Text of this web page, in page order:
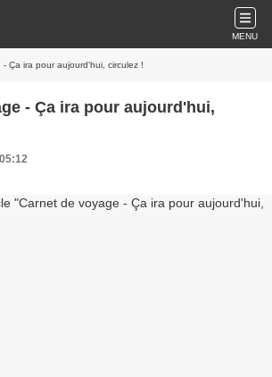
MENU
Ça ira pour aujourd'hui, circulez !
- Ça ira pour aujourd'hui,